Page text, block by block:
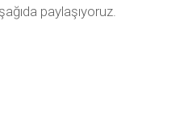
paylaşıyoruz.